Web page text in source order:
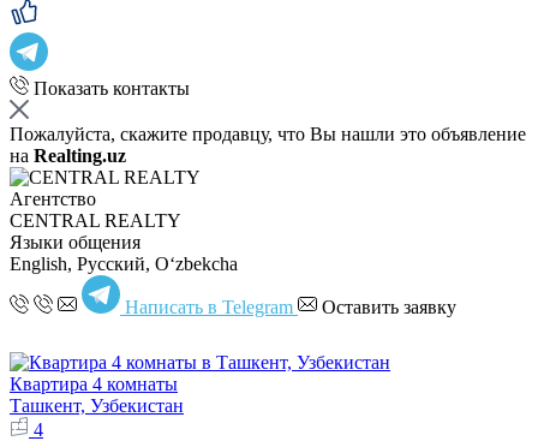
Показать контакты
Пожалуйста, скажите продавцу, что Вы нашли это объявление
на Realting.uz
Агентство
CENTRAL REALTY
Языки общения
English, Русский, Oʻzbekcha
Написать в Telegram Оставить заявку
Квартира 4 комнаты
Ташкент, Узбекистан
4